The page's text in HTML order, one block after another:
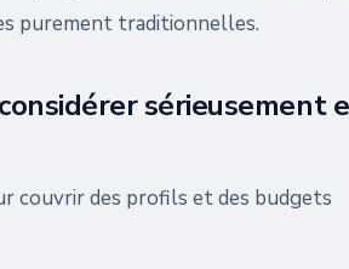
purement traditionnelles.
sérieusement
couvrir des profils et des budgets